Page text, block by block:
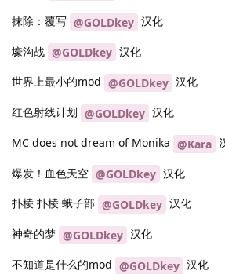
抹除：覆写 @GOLDkey 汉化
壕沟战 @GOLDkey 汉化
世界上最小的mod @GOLDkey 汉化
红色射线计划 @GOLDkey 汉化
MC does not dream of Monika @Kara
爆发！血色天空 @GOLDkey 汉化
扑棱 扑棱 蛾子部 @GOLDkey 汉化
神奇的梦 @GOLDkey 汉化
不知道是什么的mod @GOLDkey 汉化